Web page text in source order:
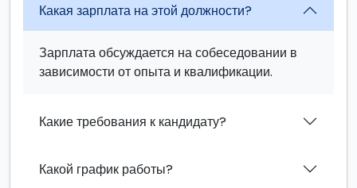
Какая зарплата на этой должности?
Зарплата обсуждается на собеседовании в
зависимости от опыта и квалификации.
Какие требования к кандидату?
Какой график работы?